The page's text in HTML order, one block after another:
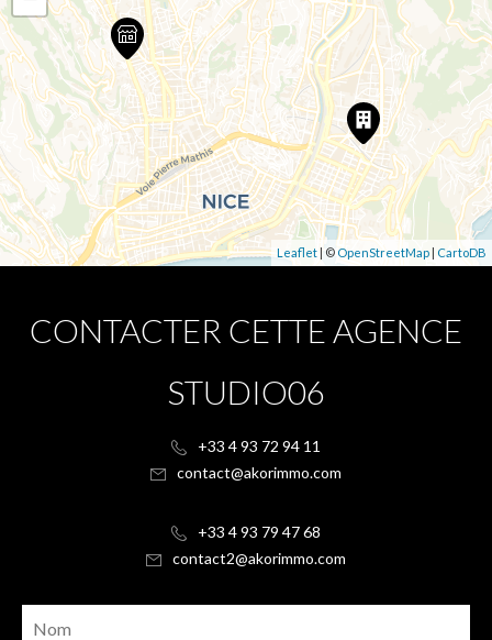
Leaflet | © OpenStreetMap | CartoDB
CONTACTER CETTE AGENCE
STUDIO06
+33 4 93 72 94 11
contact@akorimmo.com
+33 4 93 79 47 68
contact2@akorimmo.com